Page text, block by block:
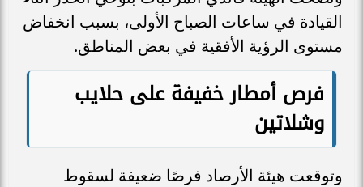
القيادة في ساعات الصباح الأولى، بسبب انخفاض
مستوى الرؤية الأفقية في بعض المناطق.
فرص أمطار خفيفة على حلايب
وشلاتين
وتوقعت هيئة الأرصاد فرصًا ضعيفة لسقوط